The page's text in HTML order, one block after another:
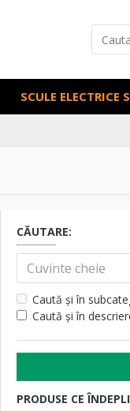
SCULE ELECTRICE
CĂUTARE:
Caută și în
Caută și în
PRODUSE CE